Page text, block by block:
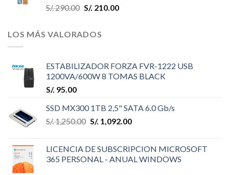
S/.290.00 S/. 210.00
LOS MÁS VALORADOS
ESTABILIZADOR FORZA FVR-1222 USB
1200VA/600W 8 TOMAS BLACK
S/. 95.00
SSD MX300 1TB 2,5" SATA 6.0 Gb/s
S/.1,250.00 S/. 1,092.00
LICENCIA DE SUBSCRIPCION MICROSOFT
365 PERSONAL - ANUAL WINDOWS